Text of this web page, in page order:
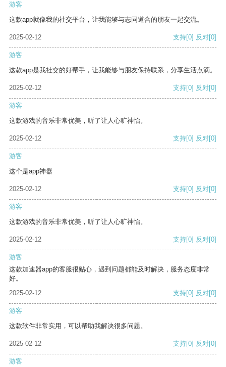
游客
这款app就像我的社交平台，让我能够与志同道合的朋友一起交流。
2025-02-12 支持[0] 反对[0]
游客
这款app是我社交的好帮手，让我能够与朋友保持联系，分享生活点滴。
2025-02-12 支持[0] 反对[0]
游客
这款游戏的音乐非常优美，听了让人心旷神怡。
2025-02-12 支持[0] 反对[0]
游客
这个是app神器
2025-02-12 支持[0] 反对[0]
游客
这款游戏的音乐非常优美，听了让人心旷神怡。
2025-02-12 支持[0] 反对[0]
游客
这款加速器app的客服很贴心，遇到问题都能及时解决，服务态度非常
好。
2025-02-12
支持[0] 反对[0]
游客
这款软件非常实用，可以帮助我解决很多问题。
2025-02-12 支持[0] 反对[0]
游客